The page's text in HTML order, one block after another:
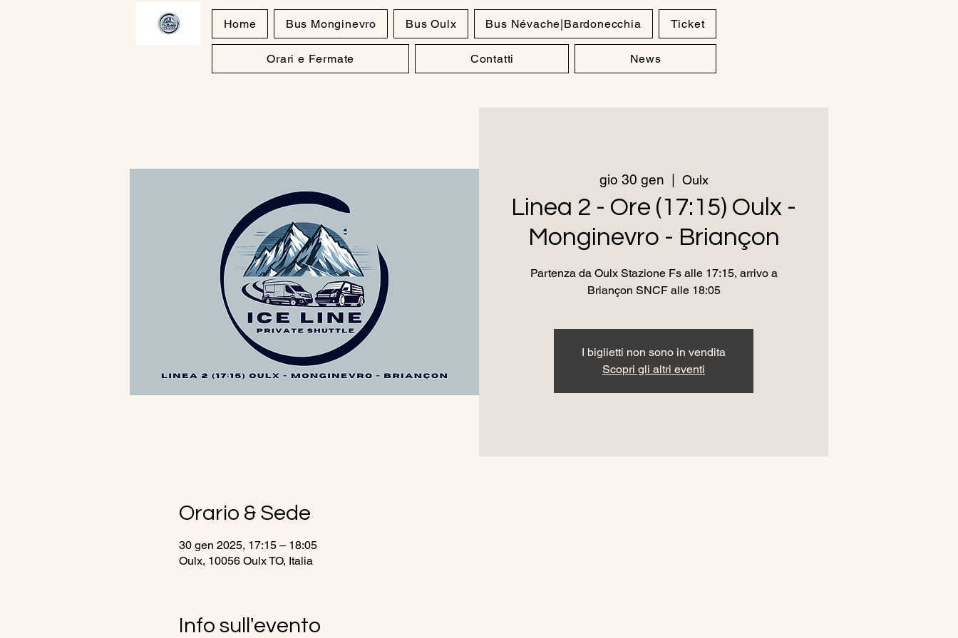
Home Bus Monginevro Bus Oulx Bus Névache|Bardonecchia Ticket
Orari e Fermate Contatti News
gio 30 gen Oulx
Linea 2 - Ore (17:15) Oulx -
Monginevro - Briançon
Partenza da Oulx Stazione Fs alle 17:15, arrivo a
Briançon SNCF alle 18:05
I biglietti non sono in vendita
Scopri gli altri eventi
Orario & Sede
30 gen 2025, 17:15 – 18:05
Oulx, 10056 Oulx TO, Italia
Info sull'evento